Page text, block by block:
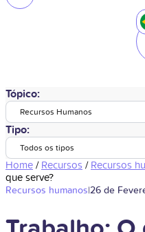
Tópico:
Recursos Humanos
Tipo:
Todos os tipos
Home / Recursos / Recursos
que serve?
Recursos humanos|26 de